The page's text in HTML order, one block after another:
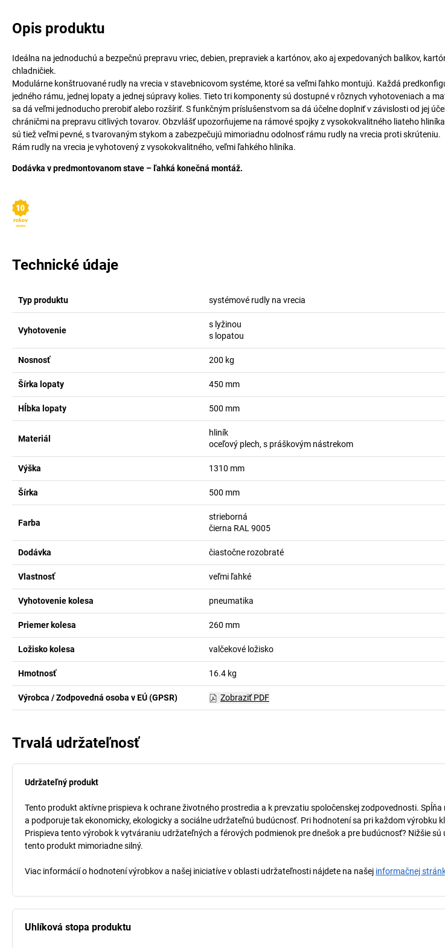
Opis produktu
Ideálna na jednoduchú a bezpečnú prepravu vriec, debien, prepraviek a kartónov, ako aj expedovaných balíkov,
chladničiek.
Modulárne konštruované rudly na vrecia v stavebnicovom systéme, ktoré sa veľmi ľahko montujú. Každá
jedného rámu, jednej lopaty a jednej súpravy kolies. Tieto tri komponenty sú dostupné v rôznych vyhotoveniach a
sa dá veľmi jednoducho prerobiť alebo rozšíriť. S funkčným príslušenstvom sa dá účelne doplniť v závislosti od jej
chráničmi na prepravu citlivých tovarov. Obzvlášť upozorňujeme na rámové spojky z vysokokvalitného liateho
sú tiež veľmi pevné, s tvarovaným stykom a zabezpečujú mimoriadnu odolnosť rámu rudly na vrecia proti skrúteniu.
Rám rudly na vrecia je vyhotovený z vysokokvalitného, veľmi ľahkého hliníka.
Dodávka v predmontovanom stave – ľahká konečná montáž.
Technické údaje
Typ produktu systémové rudly na vrecia
Vyhotovenie
s lyžinou
s lopatou
Nosnosť 200 kg
Šírka lopaty 450 mm
Hĺbka lopaty 500 mm
Materiál
hliník
oceľový plech, s práškovým nástrekom
Výška 1310 mm
Šírka 500 mm
Farba
strieborná
čierna RAL 9005
Dodávka čiastočne rozobraté
Vlastnosť veľmi ľahké
Vyhotovenie kolesa pneumatika
Priemer kolesa 260 mm
Ložisko kolesa valčekové ložisko
Hmotnosť 16.4 kg
Výrobca / Zodpovedná osoba v EÚ (GPSR) Zobraziť PDF
Trvalá udržateľnosť
Udržateľný produkt
Tento produkt aktívne prispieva k ochrane životného prostredia a k prevzatiu spoločenskej zodpovednosti.
a podporuje tak ekonomicky, ekologicky a sociálne udržateľnú budúcnosť. Pri hodnotení sa pri každom výrobku
Prispieva tento výrobok k vytváraniu udržateľných a férových podmienok pre dnešok a pre budúcnosť? Nižšie sú
tento produkt mimoriadne silný.
Viac informácií o hodnotení výrobkov a našej iniciatíve v oblasti udržateľnosti nájdete na našej informačnej
Uhlíková stopa produktu